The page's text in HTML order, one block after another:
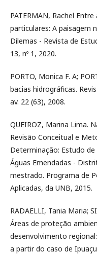
PATERMAN, Rachel
particulares: A paisagem
Dilemas - Revista de
13, nº 1, 2020.
PORTO, Monica F. A;
bacias hidrográficas.
av. 22 (63), 2008.
QUEIROZ, Marina Lima.
Revisão Conceitual e
Determinação: Estudo
Águas Emendadas -
mestrado. Programa de
Aplicadas, da UNB, 2015.
RADAELLI, Tania Maria;
Áreas de proteção
desenvolvimento
a partir do caso de